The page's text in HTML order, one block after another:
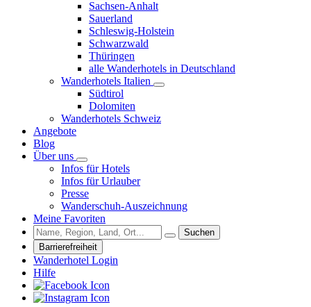
Sachsen-Anhalt
Sauerland
Schleswig-Holstein
Schwarzwald
Thüringen
alle Wanderhotels in Deutschland
Wanderhotels Italien
Südtirol
Dolomiten
Wanderhotels Schweiz
Angebote
Blog
Über uns
Infos für Hotels
Infos für Urlauber
Presse
Wanderschuh-Auszeichnung
Meine Favoriten
Suchen
Barrierefreiheit
Wanderhotel Login
Hilfe